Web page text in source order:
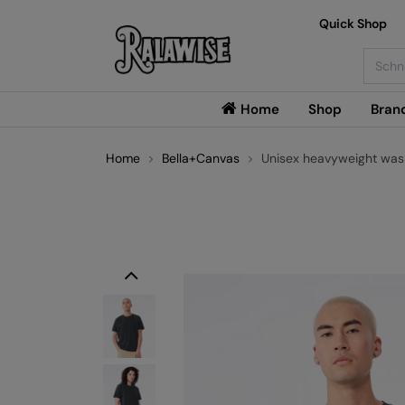
Home Shop
Quick Shop
Home Bella+Canvas Unisex heavyweight
Previous